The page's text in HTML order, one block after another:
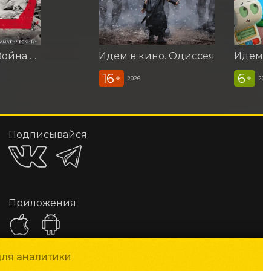
Идем в кино. Война миров Z Идем в кино. Одиссея
16 + 2026 6 +
аналитики
Подписывайся
Приложения